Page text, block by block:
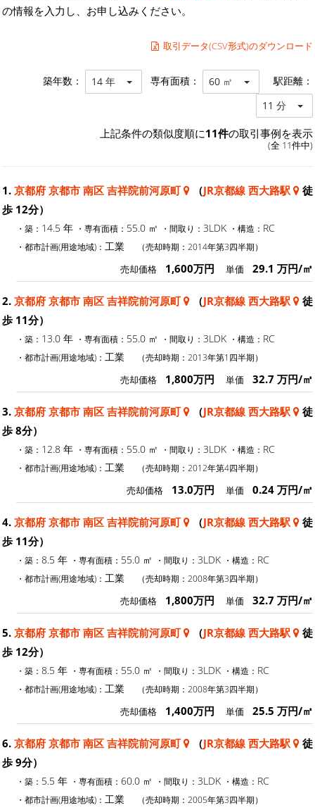
の情報を入力し、お申し込みください。
取引データ(CSV形式)のダウンロード
築年数： 14 年 専有面積： 60 ㎡ 駅距離：
11 分
上記条件の類似度順に11件の取引事例を表示
(全 11件中)
1. 京都府 京都市 南区 吉祥院前河原町 （JR京都線 西大路駅
徒
歩 12分）
・築： 14.5 年 ・専有面積： 55.0 ㎡ ・間取り： 3LDK ・構造： RC
・都市計画(用途地域)： 工業 （売却時期：2014年第3四半期）
売却価格 1,600万円 単価 29.1 万円/㎡
2. 京都府 京都市 南区 吉祥院前河原町 （JR京都線 西大路駅
徒
歩 11分）
・築： 13.0 年 ・専有面積： 55.0 ㎡ ・間取り： 3LDK ・構造： RC
・都市計画(用途地域)： 工業 （売却時期：2013年第1四半期）
売却価格 1,800万円 単価 32.7 万円/㎡
3. 京都府 京都市 南区 吉祥院前河原町 （JR京都線 西大路駅
徒
歩 8分）
・築： 12.8 年 ・専有面積： 55.0 ㎡ ・間取り： 3LDK ・構造： RC
・都市計画(用途地域)： 工業 （売却時期：2012年第4四半期）
売却価格 13.0万円 単価 0.24 万円/㎡
4. 京都府 京都市 南区 吉祥院前河原町 （JR京都線 西大路駅
徒
歩 11分）
・築： 8.5 年 ・専有面積： 55.0 ㎡ ・間取り： 3LDK ・構造： RC
・都市計画(用途地域)： 工業 （売却時期：2008年第3四半期）
売却価格 1,800万円 単価 32.7 万円/㎡
5. 京都府 京都市 南区 吉祥院前河原町 （JR京都線 西大路駅
徒
歩 12分）
・築： 8.5 年 ・専有面積： 55.0 ㎡ ・間取り： 3LDK ・構造： RC
・都市計画(用途地域)： 工業 （売却時期：2008年第3四半期）
売却価格 1,400万円 単価 25.5 万円/㎡
6. 京都府 京都市 南区 吉祥院前河原町 （JR京都線 西大路駅
徒
歩 9分）
・築： 5.5 年 ・専有面積： 60.0 ㎡ ・間取り： 3LDK ・構造： RC
・都市計画(用途地域)： 工業 （売却時期：2005年第3四半期）